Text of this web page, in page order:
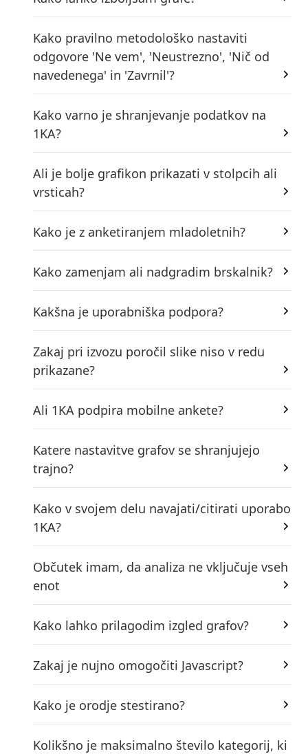
Kako pravilno metodološko nastaviti
odgovore 'Ne vem', 'Neustrezno', 'Nič od
navedenega' in 'Zavrnil'?
Kako varno je shranjevanje podatkov na
1KA?
Ali je bolje grafikon prikazati v stolpcih ali
vrsticah?
Kako je z anketiranjem mladoletnih?
Kako zamenjam ali nadgradim brskalnik?
Kakšna je uporabniška podpora?
Zakaj pri izvozu poročil slike niso v redu
prikazane?
Ali 1KA podpira mobilne ankete?
Katere nastavitve grafov se shranjujejo
trajno?
Kako v svojem delu navajati/citirati uporabo
1KA?
Občutek imam, da analiza ne vključuje vseh
enot
Kako lahko prilagodim izgled grafov?
Zakaj je nujno omogočiti Javascript?
Kako je orodje stestirano?
Kolikšno je maksimalno število kategorij, ki